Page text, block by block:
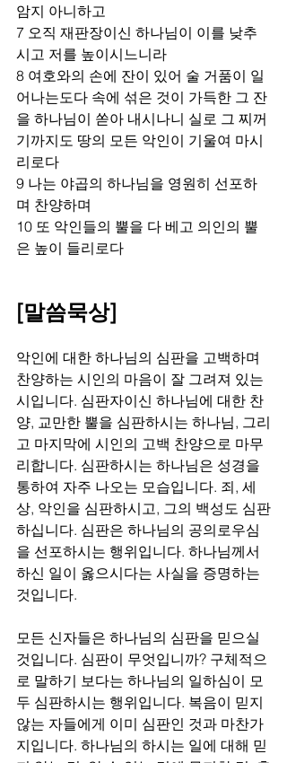
암지 아니하고
7 오직 재판장이신 하나님이 이를 낮추
시고 저를 높이시느니라
8 여호와의 손에 잔이 있어 술 거품이 일
어나는도다 속에 섞은 것이 가득한 그 잔
을 하나님이 쏟아 내시나니 실로 그 찌꺼
기까지도 땅의 모든 악인이 기울여 마시
리로다
9 나는 야곱의 하나님을 영원히 선포하
며 찬양하며
10 또 악인들의 뿔을 다 베고 의인의 뿔
은 높이 들리로다
[말씀묵상]
악인에 대한 하나님의 심판을 고백하며
찬양하는 시인의 마음이 잘 그려져 있는
시입니다. 심판자이신 하나님에 대한 찬
양, 교만한 뿔을 심판하시는 하나님, 그리
고 마지막에 시인의 고백 찬양으로 마무
리합니다. 심판하시는 하나님은 성경을
통하여 자주 나오는 모습입니다. 죄, 세
상, 악인을 심판하시고, 그의 백성도 심판
하십니다. 심판은 하나님의 공의로우심
을 선포하시는 행위입니다. 하나님께서
하신 일이 옳으시다는 사실을 증명하는
것입니다.
모든 신자들은 하나님의 심판을 믿으실
것입니다. 심판이 무엇입니까? 구체적으
로 말하기 보다는 하나님의 일하심이 모
두 심판하시는 행위입니다. 복음이 믿지
않는 자들에게 이미 심판인 것과 마찬가
지입니다. 하나님의 하시는 일에 대해 믿